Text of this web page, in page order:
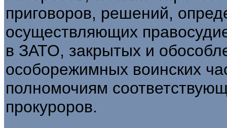
приговоров, решений,
осуществляющих
в ЗАТО, закрытых и
особорежимных воинских
полномочиям
прокуроров.